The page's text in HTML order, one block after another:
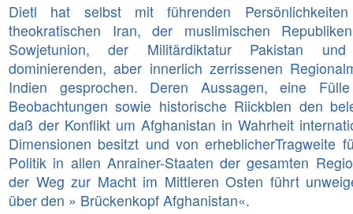
Dietl hat selbst mit führenden
theokratischen Iran, der muslimischen
Sowjetunion, der Militärdiktatur Pakistan
dominierenden, aber innerlich zerrissenen
Indien gesprochen. Deren Aussagen, eine
Beobachtungen sowie historische Riickblen den
daß der Konflikt um Afghanistan in Wahrheit
Dimensionen besitzt und von erheblicherTragweite
Politik in allen Anrainer-Staaten der gesamten
der Weg zur Macht im Mittleren Osten führt
über den » Brückenkopf Afghanistan«.